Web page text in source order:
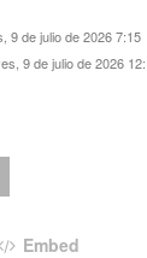
9 de julio de 2026 7:15
9 de julio de 2026
Embed